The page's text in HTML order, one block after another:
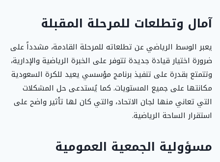
آمال وتطلعات للمرحلة المقبلة
يعبر الوسط الرياضي عن تطلعاته للمرحلة القادمة، مشدداً على
ضرورة اختيار قيادة جديدة تتوفر على الخبرة الرياضية والإدارية،
وتتمتع بقدرة على تنفيذ برنامج مؤسسي يعيد للكرة السعودية
مكانتها على جميع المستويات. كما يُستدعى حل المشكلات
التي تعاني منها لجان الاتحاد، والتي كان لها تأثير واضح على
استقرار الساحة الرياضية.
مسؤولية الجمعية العمومية